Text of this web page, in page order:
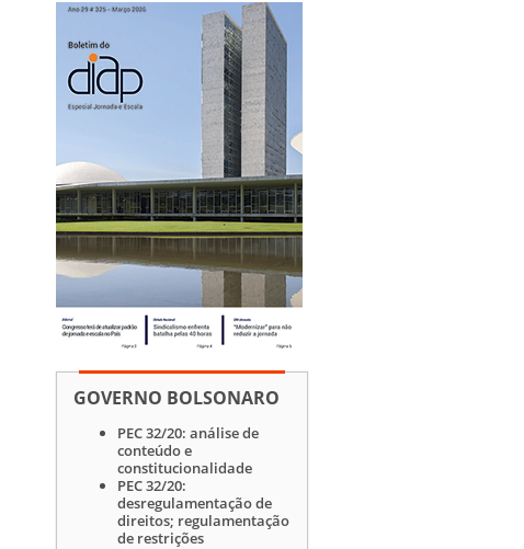
GOVERNO BOLSONARO
PEC 32/20: análise de
conteúdo e
constitucionalidade
PEC 32/20:
desregulamentação de
direitos; regulamentação
de restrições